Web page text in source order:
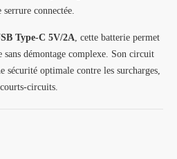
connectée.
Type-C 5V/2A, cette batterie permet
sans démontage complexe. Son circuit
sécurité optimale contre les surcharges,
circuits.